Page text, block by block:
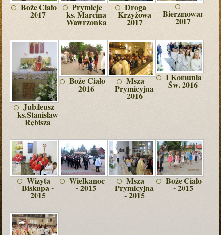
Boże Ciało
2017
Prymicje
ks. Marcina
Wawrzonka
Droga
Krzyżowa
2017
Bierzmowanie
2017
Jubileusz
ks.Stanisława
Rębisza
Boże Ciało
2016
Msza
Prymicyjna
2016
I Komunia
Św. 2016
Wizyta
Biskupa -
2015
Wielkanoc
- 2015
Msza
Prymicyjna
- 2015
Boże Ciało
- 2015